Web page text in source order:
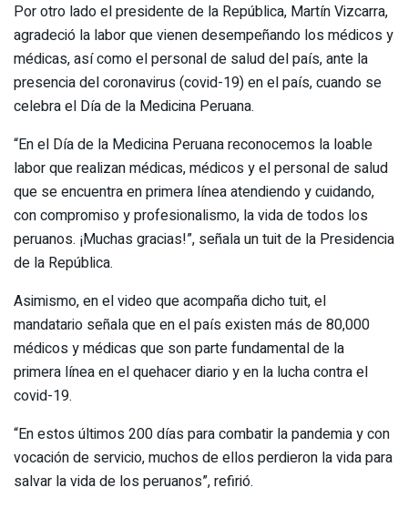
Por otro lado el presidente de la República, Martín Vizcarra,
agradeció la labor que vienen desempeñando los médicos y
médicas, así como el personal de salud del país, ante la
presencia del coronavirus (covid-19) en el país, cuando se
celebra el Día de la Medicina Peruana.
“En el Día de la Medicina Peruana reconocemos la loable
labor que realizan médicas, médicos y el personal de salud
que se encuentra en primera línea atendiendo y cuidando,
con compromiso y profesionalismo, la vida de todos los
peruanos. ¡Muchas gracias!”, señala un tuit de la Presidencia
de la República.
Asimismo, en el video que acompaña dicho tuit, el
mandatario señala que en el país existen más de 80,000
médicos y médicas que son parte fundamental de la
primera línea en el quehacer diario y en la lucha contra el
covid-19.
“En estos últimos 200 días para combatir la pandemia y con
vocación de servicio, muchos de ellos perdieron la vida para
salvar la vida de los peruanos”, refirió.